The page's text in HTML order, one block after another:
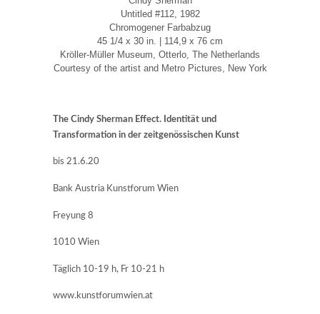
Untitled #112, 1982
Chromogener Farbabzug
45 1/4 x 30 in. | 114,9 x 76 cm
Kröller-Müller Museum, Otterlo, The Netherlands
Courtesy of the artist and Metro Pictures, New York
The Cindy Sherman Effect. Identität und
Transformation in der zeitgenössischen Kunst
bis 21.6.20
Bank Austria Kunstforum Wien
Freyung 8
1010 Wien
Täglich 10-19 h, Fr 10-21 h
www.kunstforumwien.at